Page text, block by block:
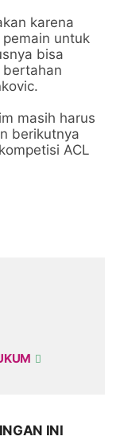
karena
untuk
bisa
bertahan
masih harus
berikutnya
ACL
INI